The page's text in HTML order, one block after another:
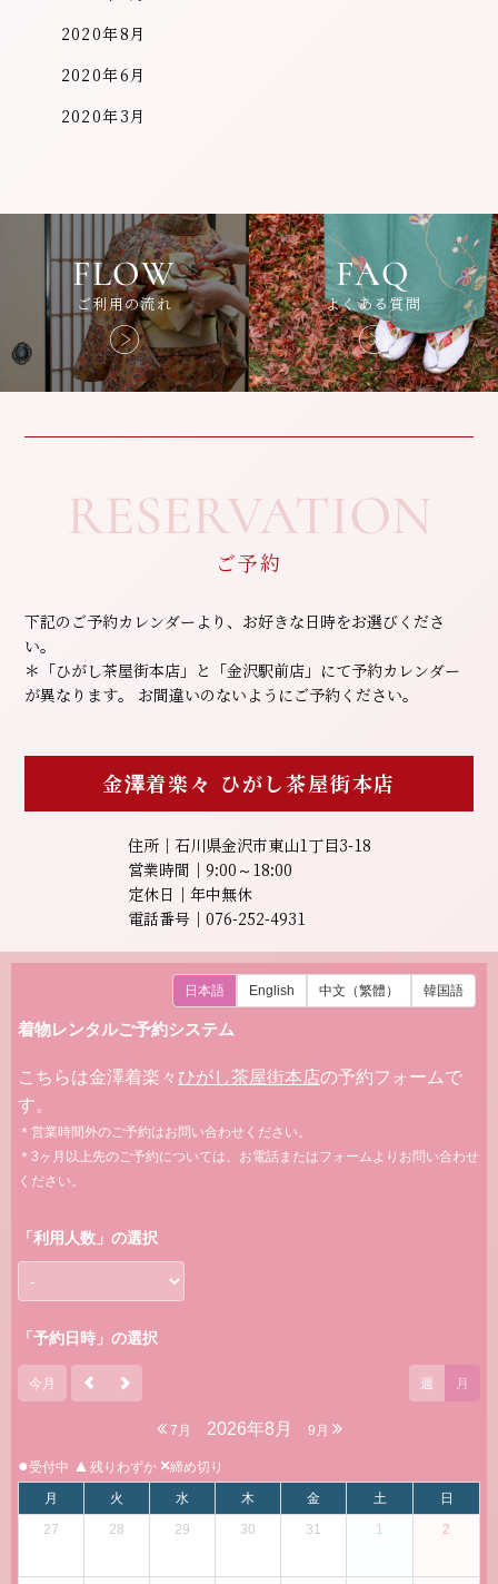
2020年8月
2020年6月
2020年3月
FLOW
ご利用の流れ
FAQ
よくある質問
RESERVATION
ご予約
下記のご予約カレンダーより、お好きな日時をお選びくださ
い。
＊「ひがし茶屋街本店」と「金沢駅前店」にて予約カレンダー
が異なります。
お間違いのないようにご予約ください。
金澤着楽々 ひがし茶屋街本店
住所｜石川県金沢市東山1丁目3-18
営業時間｜9:00～18:00
定休日｜年中無休
電話番号｜076-252-4931